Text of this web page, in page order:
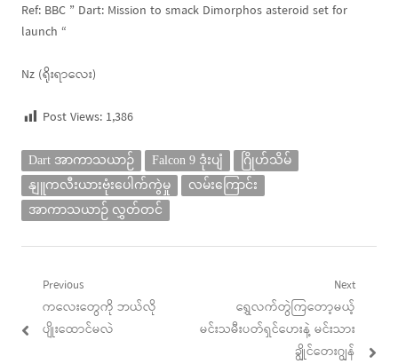
Ref: BBC ” Dart: Mission to smack Dimorphos asteroid set for
launch “
Nz (ရိုးရာလေး)
Post Views: 1,386
Dart အာကာသယာဉ် Falcon 9 ဒုံးပျံ
ဂြိုဟ်သိမ်
နျူကလီးယားဗုံးပေါက်ကွဲမှု
လမ်းကြောင်း
အာကာသယာဉ် လွှတ်တင်
Post
navigation
Previous
Previous
post:
ကလေးတွေကို ဘယ်လို
ပျိုးထောင်မလဲ
Next
Next
post:
ရွှေလက်တွဲကြတော့မယ့်
မင်းသမီးပတ်ရှင်ဟေးနဲ့ မင်းသား
ချွိုင်တေးဂျွန်